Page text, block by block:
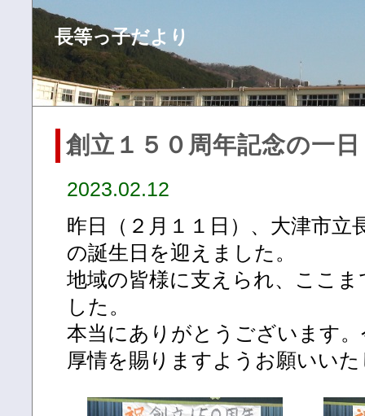
長等っ子だより
創立１５０周年記念の一
2023.02.12
昨日（２月１１日）、大津市立
の誕生日を迎えました。
地域の皆様に支えられ、ここ
した。
本当にありがとうございます
厚情を賜りますようお願いい